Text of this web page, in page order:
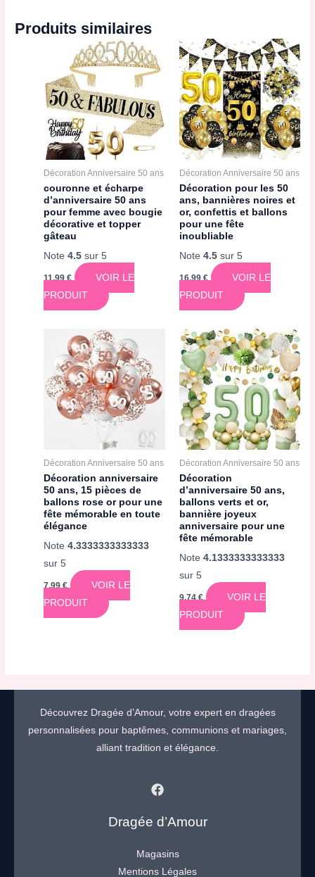
Produits similaires
Décoration Anniversaire 50 ans
couronne et écharpe
d’anniversaire 50 ans
pour femme avec bougie
décorative et topper
gâteau
Note4.5 sur 5
11,99€
VOIR LE
PRODUIT
Décoration Anniversaire 50 ans
Décoration pour les 50
ans, bannières noires et
or, confettis et ballons
pour une fête
inoubliable
Note 4.5sur 5
16,99€
VOIR LE
PRODUIT
Décoration Anniversaire 50 ans
Décoration anniversaire
50 ans, 15 pièces de
ballons rose or pour une
fête mémorable en toute
élégance
Note4.3333333333333
sur 5
7,99€
VOIR LE
PRODUIT
Décoration Anniversaire 50 ans
Décoration
d’anniversaire 50 ans,
ballons verts et or,
bannière joyeux
anniversaire pour une
fête mémorable
Note 4.1333333333333
sur 5
9,74€
VOIR LE
PRODUIT
Découvrez Dragée d’Amour, votre expert en dragées
personnalisées pour baptêmes, communions et mariages,
alliant tradition et élégance.
Dragée d’Amour
Magasins
Mentions Légales